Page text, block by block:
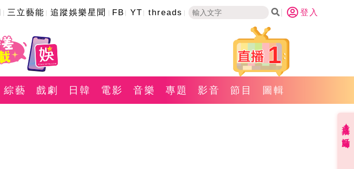
三立藝能 追蹤娛樂星聞 FB YT threads 登入
1
綜藝 戲劇 日韓 電影 音樂 專題 影音 節目 圖輯
直播✦活動